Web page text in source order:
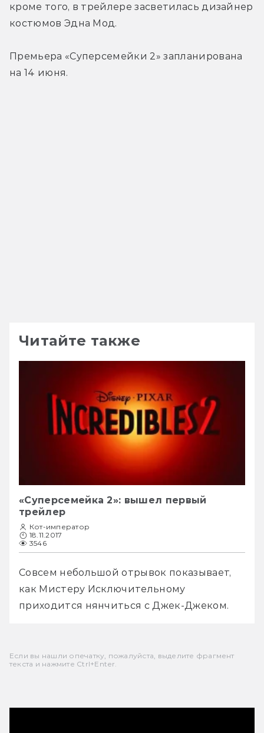
кроме того, в трейлере засветилась дизайнер
костюмов Эдна Мод.
Премьера «Суперсемейки 2» запланирована
на 14 июня.
Читайте также
«Суперсемейка 2»: вышел первый
трейлер
Кот-император
18.11.2017
3546
Совсем небольшой отрывок показывает,
как Мистеру Исключительному
приходится нянчиться с Джек-Джеком.
Если вы нашли опечатку, пожалуйста, выделите фрагмент
текста и нажмите Ctrl+Enter.